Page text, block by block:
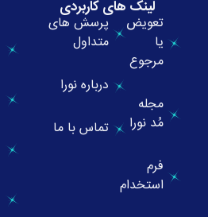
لینک های کاربردی
تعویض
یا
مرجوع
مجله
مُد نورا
فرم
استخدام
پرسش های
متداول
درباره نورا
تماس با ما